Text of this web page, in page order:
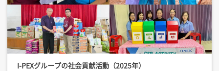
I-PEXグループの社会貢献活動（2025年）